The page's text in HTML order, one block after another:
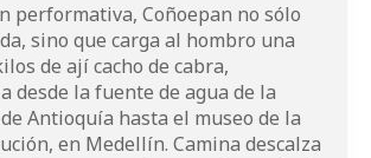
performativa, Coñoepan no sólo
sino que carga al hombro una
de ají cacho de cabra,
desde la fuente de agua de la
Antioquía hasta el museo de la
en Medellín. Camina descalza